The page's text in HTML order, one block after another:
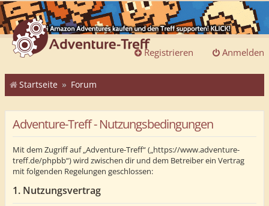
Anmelden
Registrieren
Startseite Forum
Adventure-Treff - Nutzungsbedingungen
Mit dem Zugriff auf „Adventure-Treff“ („https://www.adventure-
treff.de/phpbb“) wird zwischen dir und dem Betreiber ein Vertrag
mit folgenden Regelungen geschlossen:
1. Nutzungsvertrag